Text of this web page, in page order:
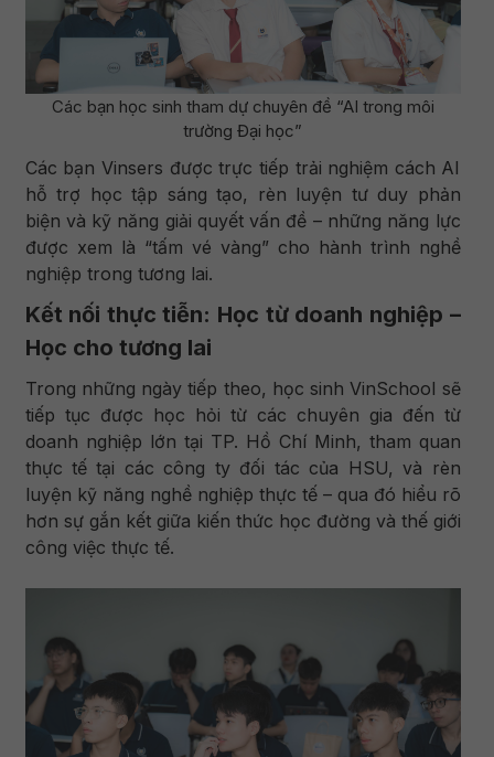
Các bạn học sinh tham dự chuyên đề “AI trong môi
trường Đại học”
Các bạn Vinsers được trực tiếp trải nghiệm cách AI
hỗ trợ học tập sáng tạo, rèn luyện tư duy phản
biện và kỹ năng giải quyết vấn đề – những năng lực
được xem là “tấm vé vàng” cho hành trình nghề
nghiệp trong tương lai.
Kết nối thực tiễn: Học từ doanh nghiệp –
Học cho tương lai
Trong những ngày tiếp theo, học sinh VinSchool sẽ
tiếp tục được học hỏi từ các chuyên gia đến từ
doanh nghiệp lớn tại TP. Hồ Chí Minh, tham quan
thực tế tại các công ty đối tác của HSU, và rèn
luyện kỹ năng nghề nghiệp thực tế – qua đó hiểu rõ
hơn sự gắn kết giữa kiến thức học đường và thế giới
công việc thực tế.